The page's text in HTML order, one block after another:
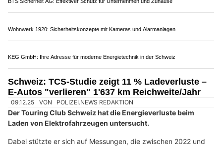
zurückerstattet.
KEG GmbH: Ihre Adresse für moderne Energietechnik in der Schweiz